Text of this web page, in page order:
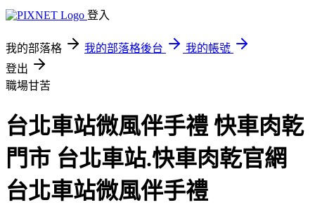
登入
我的部落格 我的部落格後台
我的帳號
登出
職場甘苦
台北車站微風伴手禮 快車肉乾
門市 台北車站.快車肉乾官網
台北車站微風伴手禮